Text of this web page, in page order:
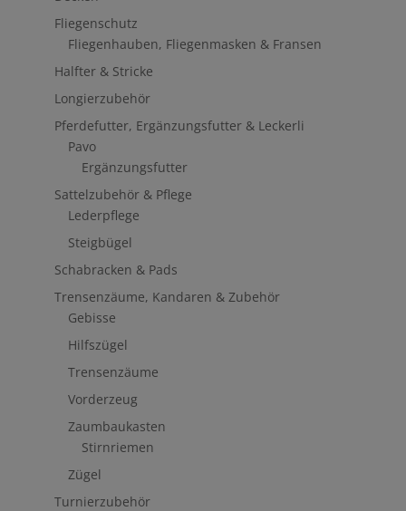
Fliegenschutz
Fliegenhauben, Fliegenmasken & Fransen
Halfter & Stricke
Longierzubehör
Pferdefutter, Ergänzungsfutter & Leckerli
Pavo
Ergänzungsfutter
Sattelzubehör & Pflege
Lederpflege
Steigbügel
Schabracken & Pads
Trensenzäume, Kandaren & Zubehör
Gebisse
Hilfszügel
Trensenzäume
Vorderzeug
Zaumbaukasten
Stirnriemen
Zügel
Turnierzubehör